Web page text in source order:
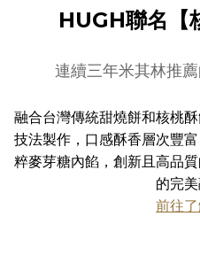
HUGH聯名【
連續三年米其林推
融合台灣傳統甜燒餅和核桃
技法製作，口感酥香層次豐
粹麥芽糖內餡，創新且高品
的完美
前往